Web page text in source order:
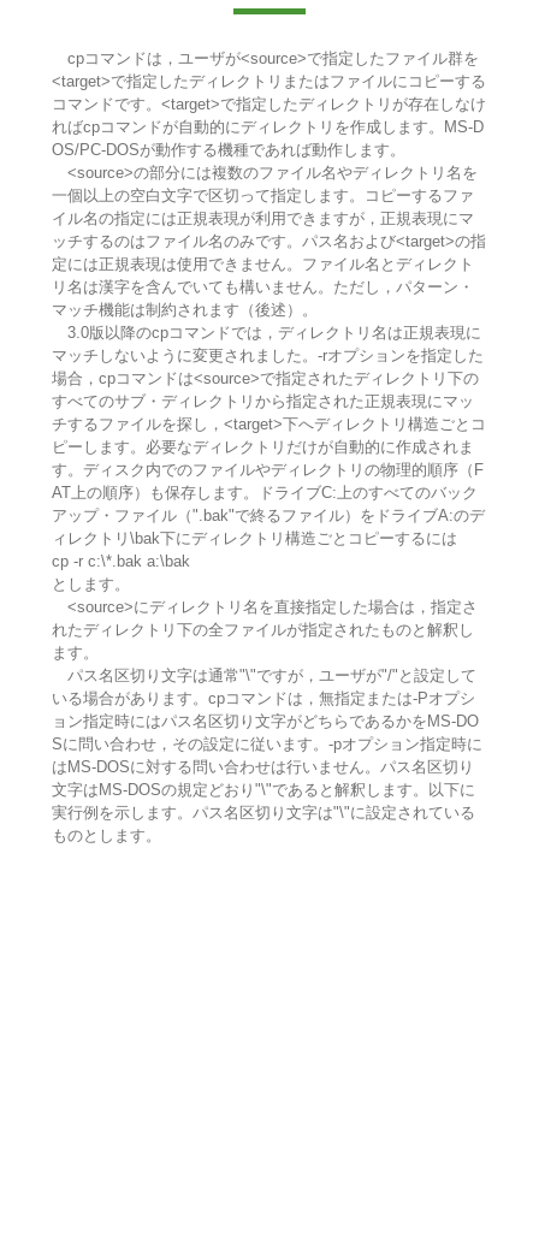
cpコマンドは，ユーザが<source>で指定したファイル群を
<target>で指定したディレクトリまたはファイルにコピーする
コマンドです。<target>で指定したディレクトリが存在しなけ
ればcpコマンドが自動的にディレクトリを作成します。MS-D
OS/PC-DOSが動作する機種であれば動作します。
<source>の部分には複数のファイル名やディレクトリ名を
一個以上の空白文字で区切って指定します。コピーするファ
イル名の指定には正規表現が利用できますが，正規表現にマ
ッチするのはファイル名のみです。パス名および<target>の指
定には正規表現は使用できません。ファイル名とディレクト
リ名は漢字を含んでいても構いません。ただし，パターン・
マッチ機能は制約されます（後述）。
3.0版以降のcpコマンドでは，ディレクトリ名は正規表現に
マッチしないように変更されました。-rオプションを指定した
場合，cpコマンドは<source>で指定されたディレクトリ下の
すべてのサブ・ディレクトリから指定された正規表現にマッ
チするファイルを探し，<target>下へディレクトリ構造ごとコ
ピーします。必要なディレクトリだけが自動的に作成されま
す。ディスク内でのファイルやディレクトリの物理的順序（F
AT上の順序）も保存します。ドライブC:上のすべてのバック
アップ・ファイル（".bak"で終るファイル）をドライブA:のデ
ィレクトリ\bak下にディレクトリ構造ごとコピーするには
cp -r c:\*.bak a:\bak
とします。
<source>にディレクトリ名を直接指定した場合は，指定さ
れたディレクトリ下の全ファイルが指定されたものと解釈し
ます。
パス名区切り文字は通常"\"ですが，ユーザが"/"と設定して
いる場合があります。cpコマンドは，無指定または-Pオプシ
ョン指定時にはパス名区切り文字がどちらであるかをMS-DO
Sに問い合わせ，その設定に従います。-pオプション指定時に
はMS-DOSに対する問い合わせは行いません。パス名区切り
文字はMS-DOSの規定どおり"\"であると解釈します。以下に
実行例を示します。パス名区切り文字は"\"に設定されている
ものとします。